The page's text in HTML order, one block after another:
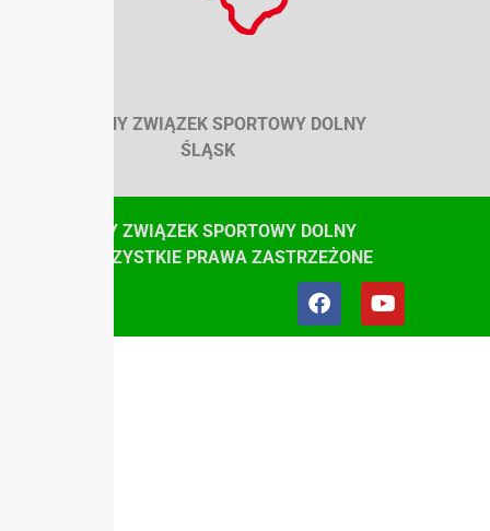
SZKOLNY ZWIĄZEK SPORTOWY DOLNY
ŚLĄSK
© SZKOLNY ZWIĄZEK SPORTOWY DOLNY
ŚLĄSK, WSZYSTKIE PRAWA ZASTRZEŻONE